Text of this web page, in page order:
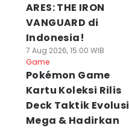
ARES: THE IRON
VANGUARD di
Indonesia!
7 Aug 2026, 15:00 WIB
Game
Pokémon Game
Kartu Koleksi Rilis
Deck Taktik Evolusi
Mega & Hadirkan